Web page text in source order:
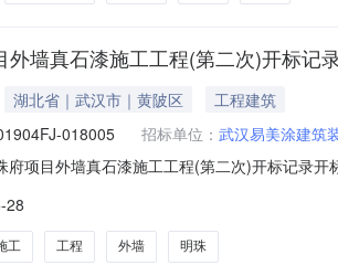
外墙真石漆施工工程(第二次)开标记
湖北省｜武汉市｜黄陂区
工程建筑
018005 招标单位： 武汉易美涂建筑
府项目外墙真石漆施工工程(第二次)开标记录
投标人名称:湖北恒祺
28
工 工程 外墙 明珠